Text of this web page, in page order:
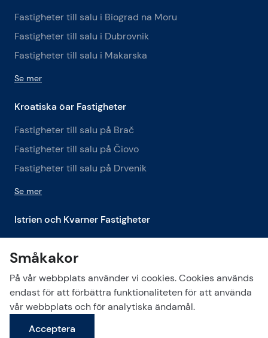
Fastigheter till salu i Biograd na Moru
Fastigheter till salu i Dubrovnik
Fastigheter till salu i Makarska
Se mer
Kroatiska öar Fastigheter
Fastigheter till salu på Brač
Fastigheter till salu på Čiovo
Fastigheter till salu på Drvenik
Se mer
Istrien och Kvarner Fastigheter
Fastigheter till salu i Labin
Fastigheter till salu i Opatija
Se mer
Småkakor
På vår webbplats använder vi cookies. Cookies används
endast för att förbättra funktionaliteten för att använda
vår webbplats och för analytiska ändamål.
Acceptera